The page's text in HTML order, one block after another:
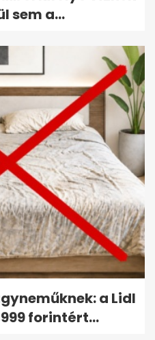
sem a...
a Lidl
forintért...